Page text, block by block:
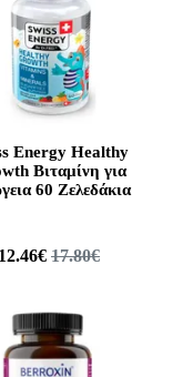
Energy Healthy
Βιταμίνη για
60 Ζελεδάκια
12.46€ 17.80€